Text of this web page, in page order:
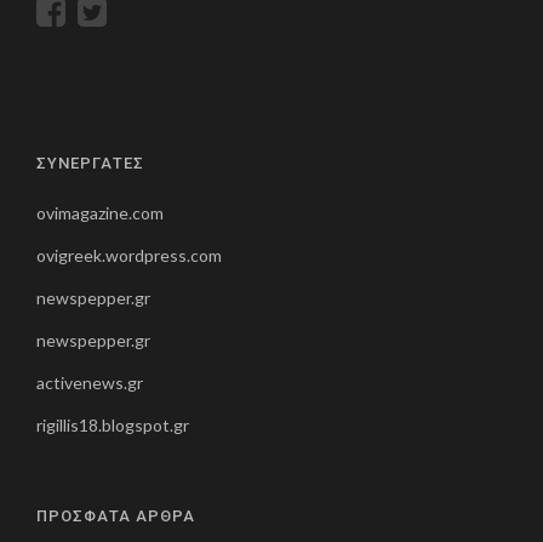
ΣΥΝΕΡΓΑΤΕΣ
ovimagazine.com
ovigreek.wordpress.com
newspepper.gr
newspepper.gr
activenews.gr
rigillis18.blogspot.gr
ΠΡΟΣΦΑΤΑ ΑΡΘΡΑ